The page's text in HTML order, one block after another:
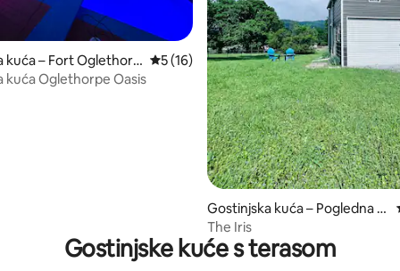
recenzija: 43
kuća – Fort Oglethorp Prosječna ocjena: 5/5, recenzija: 16
5 (16)
kuća Oglethorpe Oasis
Gostinjska kuća – Pogledna d
olina
The Iris
Gostinjske kuće s terasom